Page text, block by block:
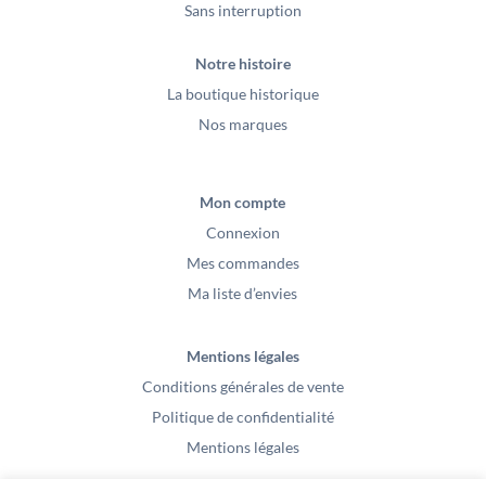
Sans interruption
Notre histoire
La boutique historique
Nos marques
Mon compte
Connexion
Mes commandes
Ma liste d’envies
Mentions légales
Conditions générales de vente
Politique de confidentialité
Mentions légales